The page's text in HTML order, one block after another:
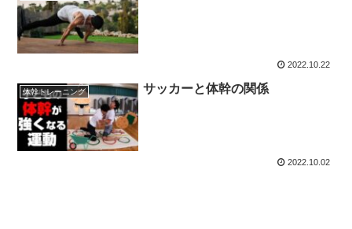
2022.10.22
体幹トレーニング サッカーと体幹の関係
2022.10.02